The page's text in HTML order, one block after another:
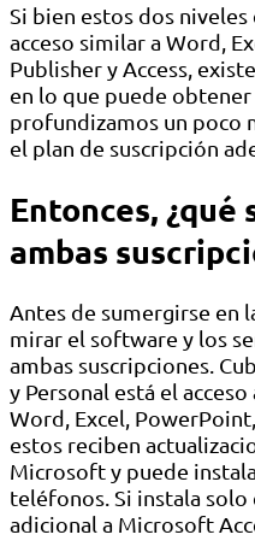
Si bien estos dos
acceso similar a Word,
Publisher y Access,
en lo que puede obtener
profundizamos un poco
el plan de suscripción
Entonces, ¿qué
ambas
Antes de sumergirse en
mirar el software y los
ambas suscripciones.
y Personal está el
Word, Excel,
estos reciben
Microsoft y puede
teléfonos. Si instala solo
adicional a Microsoft